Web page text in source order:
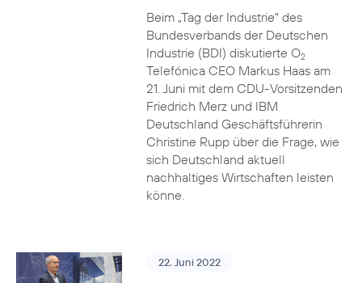
Beim „Tag der Industrie“ des
Bundesverbands der Deutschen
Industrie (BDI) diskutierte O2
Telefónica CEO Markus Haas am
21. Juni mit dem CDU-Vorsitzenden
Friedrich Merz und IBM
Deutschland Geschäftsführerin
Christine Rupp über die Frage, wie
sich Deutschland aktuell
nachhaltiges Wirtschaften leisten
könne.
22. Juni 2022